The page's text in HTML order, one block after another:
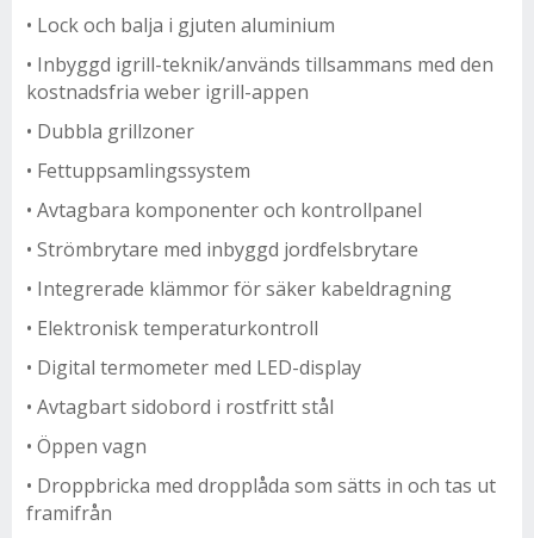
• Lock och balja i gjuten aluminium
• Inbyggd igrill-teknik/används tillsammans med den
kostnadsfria weber igrill-appen
• Dubbla grillzoner
• Fettuppsamlingssystem
• Avtagbara komponenter och kontrollpanel
• Strömbrytare med inbyggd jordfelsbrytare
• Integrerade klämmor för säker kabeldragning
• Elektronisk temperaturkontroll
• Digital termometer med LED-display
• Avtagbart sidobord i rostfritt stål
• Öppen vagn
• Droppbricka med dropplåda som sätts in och tas ut
framifrån